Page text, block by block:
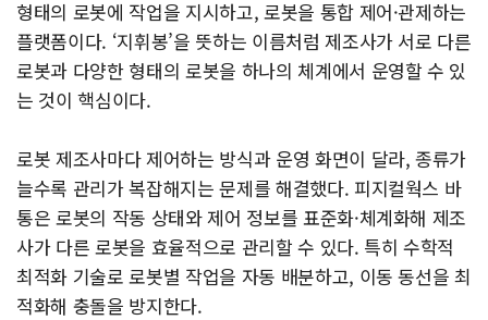
형태의 로봇에 작업을 지시하고, 로봇을 통합 제어·관제하는
플랫폼이다. ‘지휘봉’을 뜻하는 이름처럼 제조사가 서로 다른
로봇과 다양한 형태의 로봇을 하나의 체계에서 운영할 수 있
는 것이 핵심이다.
로봇 제조사마다 제어하는 방식과 운영 화면이 달라, 종류가
늘수록 관리가 복잡해지는 문제를 해결했다. 피지컬웍스 바
통은 로봇의 작동 상태와 제어 정보를 표준화·체계화해 제조
사가 다른 로봇을 효율적으로 관리할 수 있다. 특히 수학적
최적화 기술로 로봇별 작업을 자동 배분하고, 이동 동선을 최
적화해 충돌을 방지한다.